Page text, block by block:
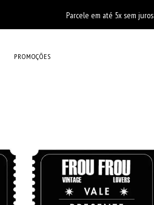
Parcele em até 5x sem juros
PROMOÇÕES